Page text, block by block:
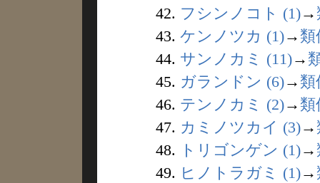
42. フシンノコト (1)→
43. ケンノツカ (1)→ 類
44. サンノカミ (11)→
45. ガランドン (6)→ 類
46. テンノカミ (2)→ 類
47. カミノツカイ (3)→
48.
トリゴンゲン (1)→
49. ヒノトラガミ (1)→